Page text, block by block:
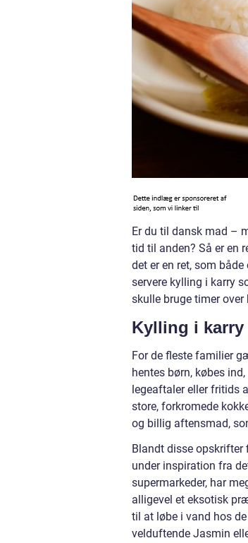
Er du til dansk mad –
tid til anden? Så er en
det er en ret, som
servere kylling i karry
skulle bruge timer
Kylling i
For de fleste familier
hentes børn, købes
legeaftaler eller fritids
store, forkromede
og billig aftensmad,
Blandt disse opskrifter
under inspiration fra
supermarkeder, har
alligevel et eksotisk
til at løbe i vand hos
velduftende Jasmin